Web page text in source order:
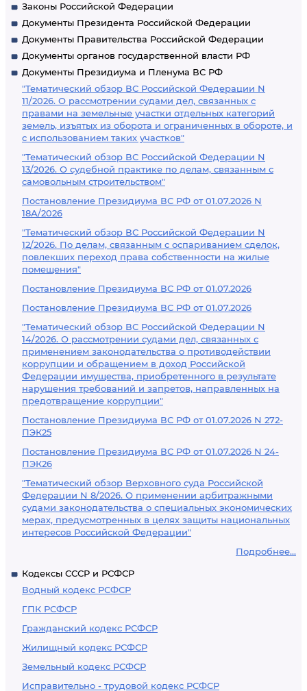
Законы Российской Федерации
Документы Президента Российской Федерации
Документы Правительства Российской Федерации
Документы органов государственной власти РФ
Документы Президиума и Пленума ВС РФ
"Тематический обзор ВС Российской Федерации N
11/2026. О рассмотрении судами дел, связанных с
правами на земельные участки отдельных категорий
земель, изъятых из оборота и ограниченных в обороте, и
с использованием таких участков"
"Тематический обзор ВС Российской Федерации N
13/2026. О судебной практике по делам, связанным с
самовольным строительством"
Постановление Президиума ВС РФ от 01.07.2026 N
18А/2026
"Тематический обзор ВС Российской Федерации N
12/2026. По делам, связанным с оспариванием сделок,
повлекших переход права собственности на жилые
помещения"
Постановление Президиума ВС РФ от 01.07.2026
Постановление Президиума ВС РФ от 01.07.2026
"Тематический обзор ВС Российской Федерации N
14/2026. О рассмотрении судами дел, связанных с
применением законодательства о противодействии
коррупции и обращением в доход Российской
Федерации имущества, приобретенного в результате
нарушения требований и запретов, направленных на
предотвращение коррупции"
Постановление Президиума ВС РФ от 01.07.2026 N 272-
ПЭК25
Постановление Президиума ВС РФ от 01.07.2026 N 24-
ПЭК26
"Тематический обзор Верховного суда Российской
Федерации N 8/2026. О применении арбитражными
судами законодательства о специальных экономических
мерах, предусмотренных в целях защиты национальных
интересов Российской Федерации"
Подробнее...
Кодексы СССР и РСФСР
Водный кодекс РСФСР
ГПК РСФСР
Гражданский кодекс РСФСР
Жилищный кодекс РСФСР
Земельный кодекс РСФСР
Исправительно - трудовой кодекс РСФСР